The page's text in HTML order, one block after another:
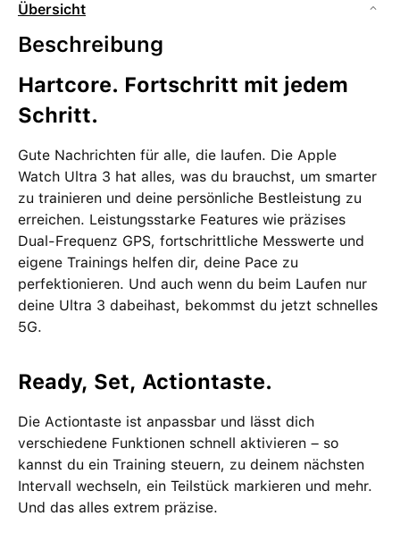
Übersicht
Beschreibung
Hartcore. Fortschritt mit jedem
Schritt.
Gute Nachrichten für alle, die laufen. Die Apple
Watch Ultra 3 hat alles, was du brauchst, um smarter
zu trainieren und deine persönliche Bestleistung zu
erreichen. Leistungsstarke Features wie präzises
Dual-Frequenz GPS, fortschrittliche Messwerte und
eigene Trainings helfen dir, deine Pace zu
perfektionieren. Und auch wenn du beim Laufen nur
deine Ultra 3 dabeihast, bekommst du jetzt schnelles
5G.
Ready, Set, Actiontaste.
Die Actiontaste ist anpassbar und lässt dich
verschiedene Funktionen schnell aktivieren – so
kannst du ein Training steuern, zu deinem nächsten
Intervall wechseln, ein Teilstück markieren und mehr.
Und das alles extrem präzise.